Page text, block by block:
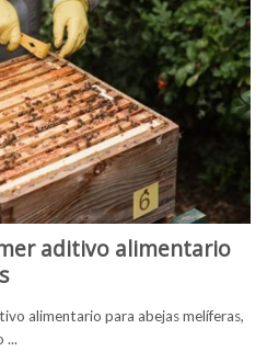
aditivo alimentario
alimentario para abejas melíferas,
...